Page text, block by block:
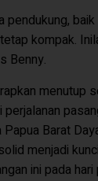
pendukung,
kompak.
Benny.
menutup
Barat
menjadi
ini pada